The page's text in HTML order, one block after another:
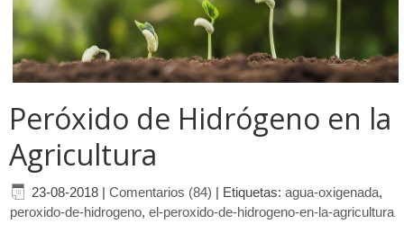
Peróxido de Hidrógeno en la
Agricultura
23-08-2018 | Comentarios (84) | Etiquetas: agua-oxigenada,
peroxido-de-hidrogeno, el-peroxido-de-hidrogeno-en-la-agricultura